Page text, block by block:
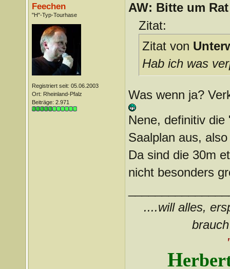
Feechen
"H"-Typ-Tourhase
Registriert seit: 05.06.2003
Ort: Rheinland-Pfalz
Beiträge: 2.971
AW: Bitte um Rat
Zitat:
Zitat von
Hab ich was
Was wenn ja?
Nene, definitiv
Saalplan aus,
Da sind die 30m
nicht besonders
....will alles,
Herber